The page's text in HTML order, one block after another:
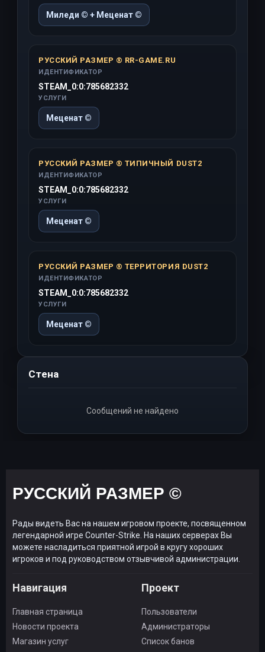
Миледи © + Меценат ©
РУССКИЙ РАЗМЕР ® RR-GAME.RU
ИДЕНТИФИКАТОР
STEAM_0:0:785682332
УСЛУГИ
Меценат ©
РУССКИЙ РАЗМЕР ® ТИПИЧНЫЙ DUST2
ИДЕНТИФИКАТОР
STEAM_0:0:785682332
УСЛУГИ
Меценат ©
РУССКИЙ РАЗМЕР ® ТЕРРИТОРИЯ DUST2
ИДЕНТИФИКАТОР
STEAM_0:0:785682332
УСЛУГИ
Меценат ©
Стена
Сообщений не найдено
РУССКИЙ РАЗМЕР ©
Рады видеть Вас на нашем игровом проекте, посвященном
легендарной игре Counter-Strike. На наших серверах Вы
можете насладиться приятной игрой в кругу хороших
игроков и под руководством отзывчивой администрации.
Навигация
Главная страница
Новости проекта
Магазин услуг
Проект
Пользователи
Администраторы
Список банов